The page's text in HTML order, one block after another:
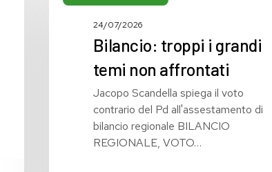
24/07/2026
Bilancio: troppi i grandi
temi non affrontati
Jacopo Scandella spiega il voto
contrario del Pd all'assestamento di
bilancio regionale BILANCIO
REGIONALE, VOTO…